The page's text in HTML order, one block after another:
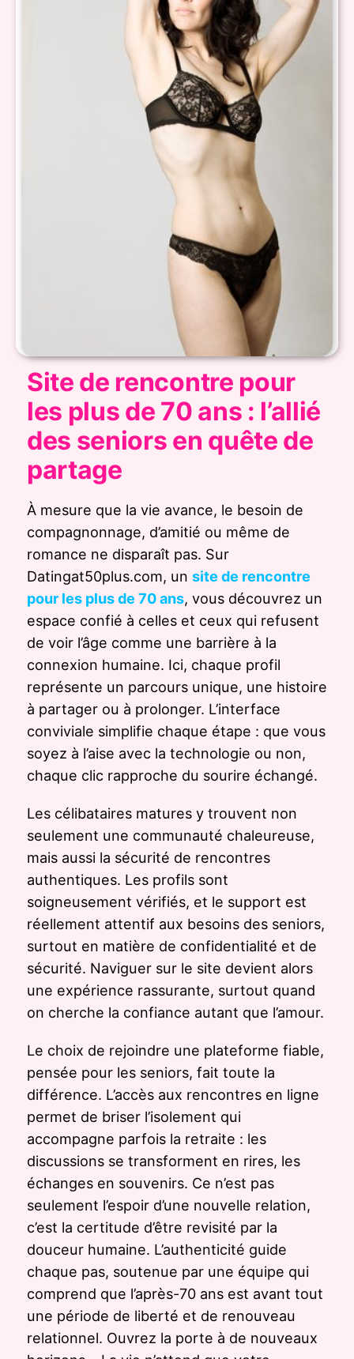
Site de rencontre pour
les plus de 70 ans : l’allié
des seniors en quête de
partage
À mesure que la vie avance, le besoin de
compagnonnage, d’amitié ou même de
romance ne disparaît pas. Sur
Datingat50plus.com, un site de rencontre
pour les plus de 70 ans, vous découvrez un
espace confié à celles et ceux qui refusent
de voir l’âge comme une barrière à la
connexion humaine. Ici, chaque profil
représente un parcours unique, une histoire
à partager ou à prolonger. L’interface
conviviale simplifie chaque étape : que vous
soyez à l’aise avec la technologie ou non,
chaque clic rapproche du sourire échangé.
Les célibataires matures y trouvent non
seulement une communauté chaleureuse,
mais aussi la sécurité de rencontres
authentiques. Les profils sont
soigneusement vérifiés, et le support est
réellement attentif aux besoins des seniors,
surtout en matière de confidentialité et de
sécurité. Naviguer sur le site devient alors
une expérience rassurante, surtout quand
on cherche la confiance autant que l’amour.
Le choix de rejoindre une plateforme fiable,
pensée pour les seniors, fait toute la
différence. L’accès aux rencontres en ligne
permet de briser l’isolement qui
accompagne parfois la retraite : les
discussions se transforment en rires, les
échanges en souvenirs. Ce n’est pas
seulement l’espoir d’une nouvelle relation,
c’est la certitude d’être revisité par la
douceur humaine. L’authenticité guide
chaque pas, soutenue par une équipe qui
comprend que l’après-70 ans est avant tout
une période de liberté et de renouveau
relationnel. Ouvrez la porte à de nouveaux